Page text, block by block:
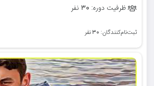
ظرفیت دوره: ۳۰ نفر
ثبت‌نام‌کنندگان: ۳۰نفر